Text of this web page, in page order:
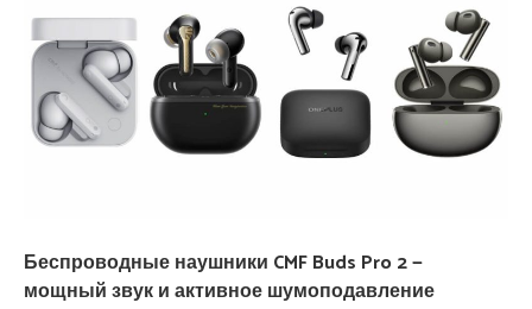
Беспроводные наушники CMF Buds Pro 2 —
мощный звук и активное шумоподавление